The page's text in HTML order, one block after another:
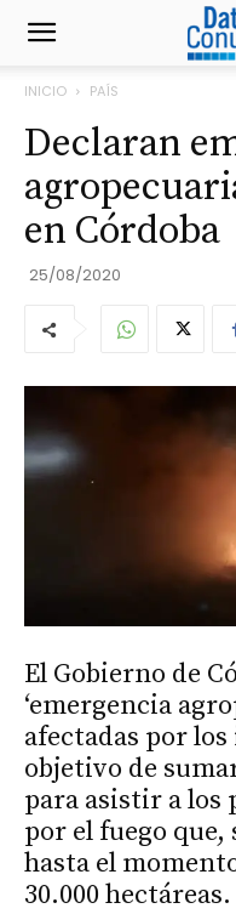
INICIO PAÍS
Declaran
en Córdoba
25/08/2020
El Gobierno de
‘emergencia
afectadas por
objetivo de
para asistir a los
por el fuego que,
hasta el
30.000 hectáreas.